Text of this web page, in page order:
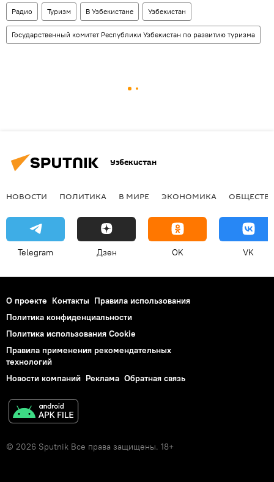
Радио Туризм В Узбекистане Узбекистан
Государственный комитет Республики Узбекистан по развитию туризма
Узбекистан
НОВОСТИ ПОЛИТИКА В МИРЕ ЭКОНОМИКА
Telegram Дзен OK VK
О проекте Контакты Правила использования
Политика конфиденциальности
Политика использования Cookie
Правила применения рекомендательных
технологий
Новости компаний Реклама Обратная связь
© 2026 Sputnik Все права защищены. 18+